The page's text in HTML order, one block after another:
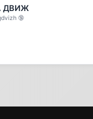
ДВИЖ
🔞